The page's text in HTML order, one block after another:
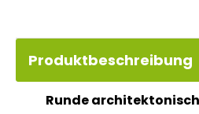
Produktbeschreibung
Runde